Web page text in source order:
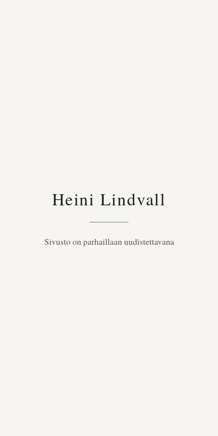
Heini Lindvall
Sivusto on parhaillaan uudistettavana